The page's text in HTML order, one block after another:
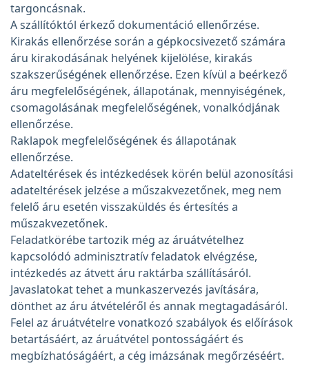
targoncásnak.
A szállítóktól érkező dokumentáció ellenőrzése.
Kirakás ellenőrzése során a gépkocsivezető számára
áru kirakodásának helyének kijelölése, kirakás
szakszerűségének ellenőrzése. Ezen kívül a beérkező
áru megfelelőségének, állapotának, mennyiségének,
csomagolásának megfelelőségének, vonalkódjának
ellenőrzése.
Raklapok megfelelőségének és állapotának
ellenőrzése.
Adateltérések és intézkedések körén belül azonosítási
adateltérések jelzése a műszakvezetőnek, meg nem
felelő áru esetén visszaküldés és értesítés a
műszakvezetőnek.
Feladatkörébe tartozik még az áruátvételhez
kapcsolódó adminisztratív feladatok elvégzése,
intézkedés az átvett áru raktárba szállításáról.
Javaslatokat tehet a munkaszervezés javítására,
dönthet az áru átvételéről és annak megtagadásáról.
Felel az áruátvételre vonatkozó szabályok és előírások
betartásáért, az áruátvétel pontosságáért és
megbízhatóságáért, a cég imázsának megőrzéséért.